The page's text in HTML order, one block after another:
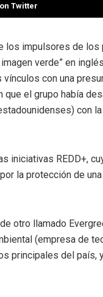
Twitter
los impulsores de
verde” en
con una
el grupo había
con
iniciativas REDD+,
la protección de
otro llamado
(empresa de
principales del país,